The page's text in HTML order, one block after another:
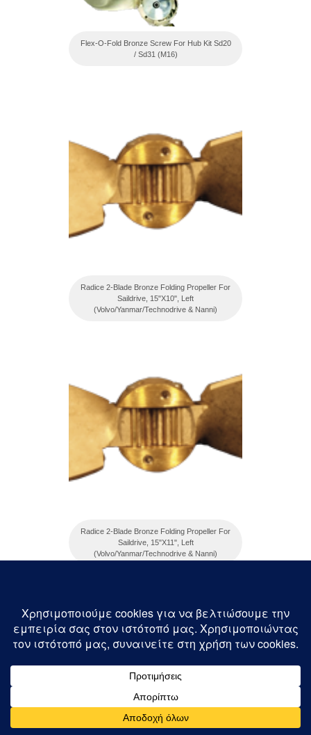
Flex-O-Fold Bronze Screw For Hub Kit Sd20
/ Sd31 (M16)
Radice 2-Blade Bronze Folding Propeller For
Saildrive, 15"X10", Left
(Volvo/Yanmar/Technodrive & Nanni)
Radice 2-Blade Bronze Folding Propeller For
Saildrive, 15"X11", Left
(Volvo/Yanmar/Technodrive & Nanni)